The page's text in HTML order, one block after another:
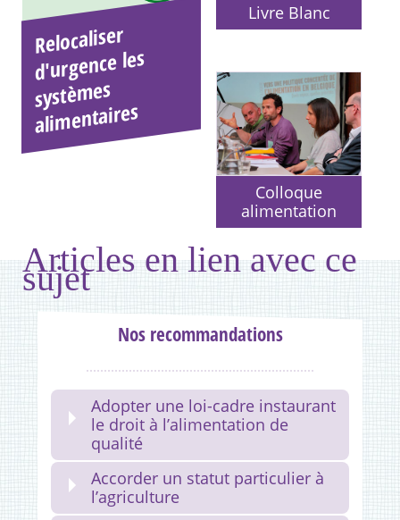
Relocaliser
d'urgence les
systè
mes
ali
mentaires
Livre Blanc
Colloque
alimentation
Articles en lien avec ce
sujet
Nos recommandations
Adopter une loi-cadre instaurant
le droit à l’alimentation de
qualité
Accorder un statut particulier à
l’agriculture